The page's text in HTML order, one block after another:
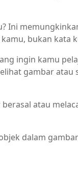
Ini
bukan kata
ingin kamu
gambar atau
atau
dalam